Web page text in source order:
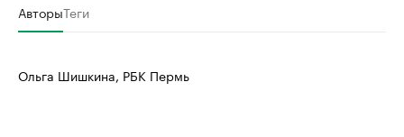
АвторыТеги
Ольга Шишкина, РБК Пермь